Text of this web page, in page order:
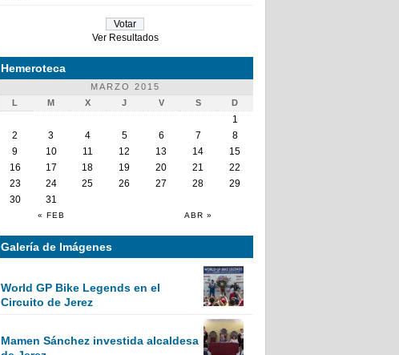
Ver Resultados
Hemeroteca
MARZO 2015
L
M X J V S D
« FEB ABR »
1
2
3 4 5 6 7
8
9
10 11 12 13 14
15
16
17 18 19 20 21
22
23
24 25 26 27 28
29
30
31
Galería de Imágenes
World GP Bike Legends en el
Circuito de Jerez
Mamen Sánchez investida alcaldesa